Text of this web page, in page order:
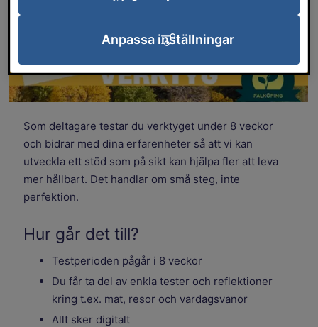
Som deltagare testar du verktyget under 8 veckor
och bidrar med dina erfarenheter så att vi kan
utveckla ett stöd som på sikt kan hjälpa fler att leva
mer hållbart. Det handlar om små steg, inte
perfektion.
Hur går det till?
Testperioden pågår i 8 veckor
Du får ta del av enkla tester och reflektioner
kring t.ex. mat, resor och vardagsvanor
Allt sker digitalt
Anpassa inställningar